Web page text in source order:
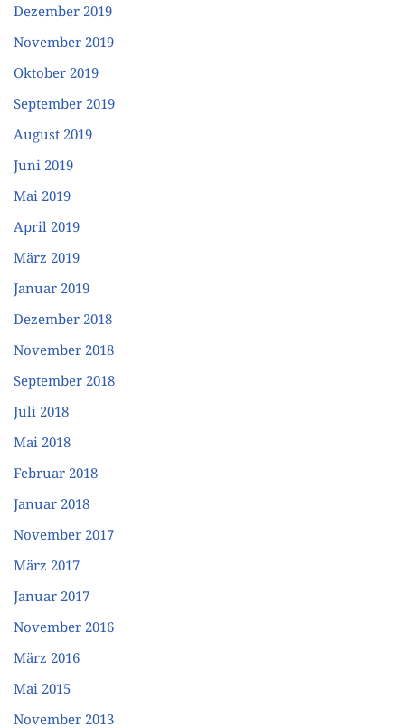
Dezember 2019
November 2019
Oktober 2019
September 2019
August 2019
Juni 2019
Mai 2019
April 2019
März 2019
Januar 2019
Dezember 2018
November 2018
September 2018
Juli 2018
Mai 2018
Februar 2018
Januar 2018
November 2017
März 2017
Januar 2017
November 2016
März 2016
Mai 2015
November 2013